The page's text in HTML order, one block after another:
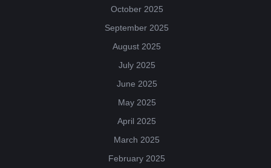
October 2025
September 2025
August 2025
July 2025
June 2025
May 2025
April 2025
March 2025
February 2025